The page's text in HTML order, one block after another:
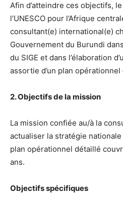
Afin d’atteindre ces objectifs,
l’UNESCO pour l’Afrique
consultant(e) international(e)
Gouvernement du Burundi
du SIGE et dans l’élaboration
assortie d’un plan
2. Objectifs de la mission
La mission confiée au/à la
actualiser la stratégie
plan opérationnel détaillé
ans.
Objectifs spécifiques